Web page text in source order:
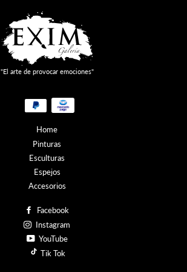
"El arte de provocar emociones"
Métodos
de
pago
Home
Pinturas
Esculturas
Espejos
Accesorios
Facebook
Instagram
YouTube
Tik Tok